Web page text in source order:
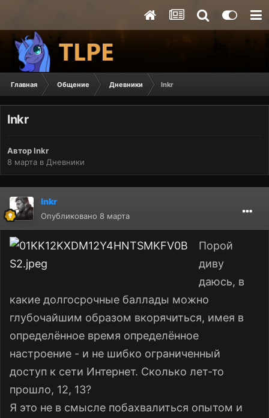
Главная Общение Дневники lnkr
lnkr
Авторlnkr
8 марта в Дневники
lnkr
Опубликовано 8 марта
Порой
диву
даюсь, в
какие долгосрочные баллады можно
глубочайшим образом вкорячиться, имея в
определённое время определённое
настроение - и не шибко ограниченный
доступ к сети Интернет. Сколько лет-то
прошло, 12, 13?
Я это не в смысле побахвалиться опытом и